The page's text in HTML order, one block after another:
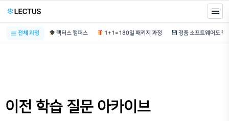
전체 과정 렉터스 캠퍼스 1+1=180일 패키지 과정
이전 학습 질문 아카이브